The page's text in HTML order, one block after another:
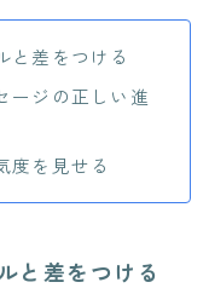
と差をつける
ージの正しい進
度を見せる
と差をつける